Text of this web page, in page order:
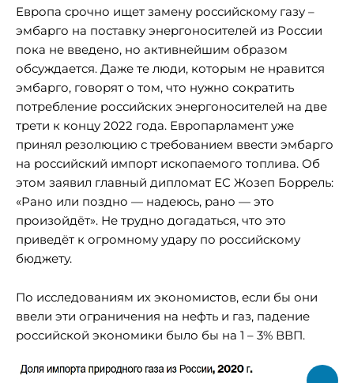
Европа срочно ищет замену российскому газу –
эмбарго на поставку энергоносителей из России
пока не введено, но активнейшим образом
обсуждается. Даже те люди, которым не нравится
эмбарго, говорят о том, что нужно сократить
потребление российских энергоносителей на две
трети к концу 2022 года. Европарламент уже
принял резолюцию с требованием ввести эмбарго
на российский импорт ископаемого топлива. Об
этом заявил главный дипломат ЕС Жозеп Боррель:
«Рано или поздно — надеюсь, рано — это
произойдёт». Не трудно догадаться, что это
приведёт к огромному удару по российскому
бюджету.
По исследованиям их экономистов, если бы они
ввели эти ограничения на нефть и газ, падение
российской экономики было бы на 1 – 3% ВВП.